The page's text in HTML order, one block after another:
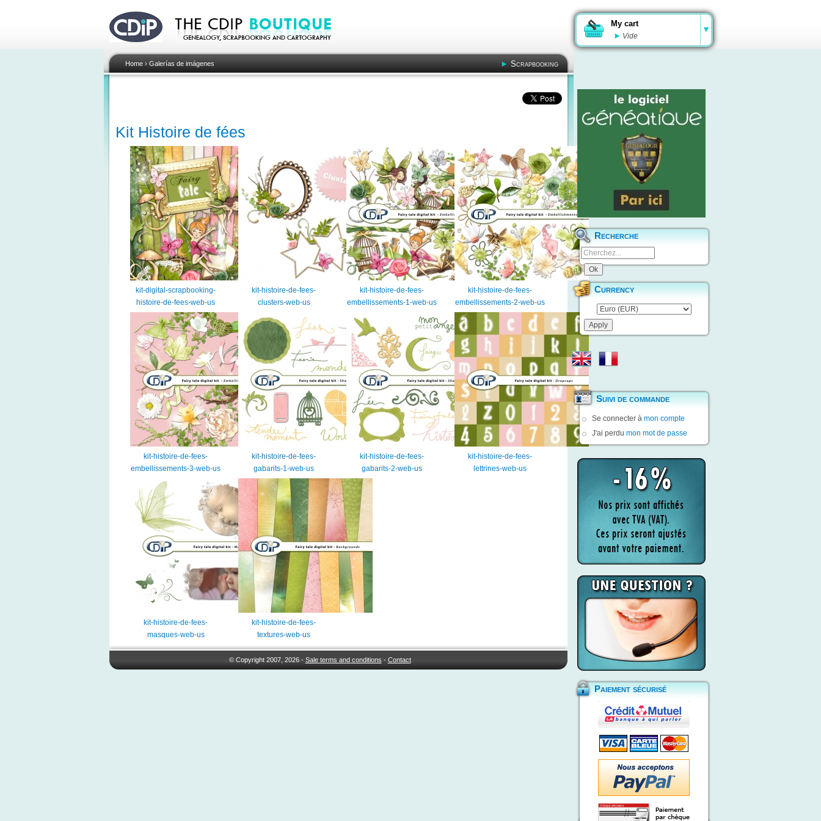
My cart
Vide
Home› Galerías de imágenes Scrapbooking
Kit Histoire de fées
kit-digital-scrapbooking-
histoire-de-fees-web-us
kit-histoire-de-fees-
clusters-web-us
kit-histoire-de-fees-
embellissements-1-web-us
kit-histoire-de-fees-
embellissements-2-web-us
kit-histoire-de-fees-
embellissements-3-web-us
kit-histoire-de-fees-
gabarits-1-web-us
kit-histoire-de-fees-
gabarits-2-web-us
kit-histoire-de-fees-
lettrines-web-us
kit-histoire-de-fees-
masques-web-us
kit-histoire-de-fees-
textures-web-us
© Copyright 2007, 2026 - Sale terms and conditions - Contact
Recherche
Currency
Suivi de commande
Se connecter à mon compte
J'ai perdu mon mot de passe
Paiement sécurisé